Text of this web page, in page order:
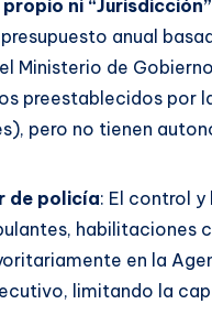
ni
anual
Ministerio de
preestablecidos por
pero no tienen
de policía: El control
habilitaciones
en la
limitando la